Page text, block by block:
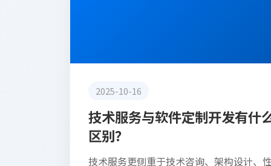
2025-10-16
技术服务与软件定制开发有什
区别？
技术服务更侧重于技术咨询、架构设计、